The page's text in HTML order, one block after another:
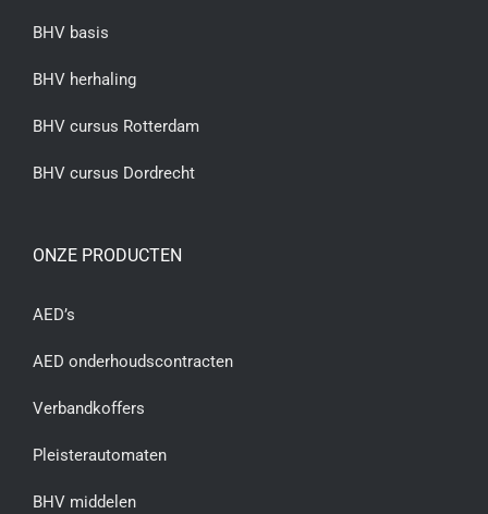
BHV basis
BHV herhaling
BHV cursus Rotterdam
BHV cursus Dordrecht
ONZE PRODUCTEN
AED’s
AED onderhoudscontracten
Verbandkoffers
Pleisterautomaten
BHV middelen